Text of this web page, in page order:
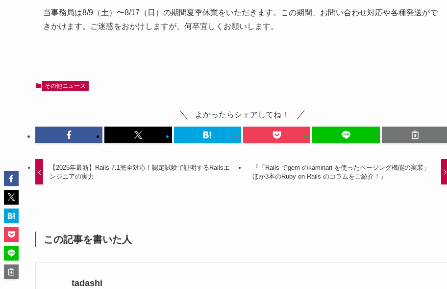
当事務局は8/9（土）〜8/17（日）の期間夏季休業をいただきます。この期間、お問い合わせ対応や各種発送がで
きかけます。ご迷惑をおかけしますが、何卒宜しくお願いします。
その他ニュース
よかったらシェアしてね！
【2025年最新】Rails 7.1完全対応！認定試験で証明するRailsエ
ンジニアの実力
『「Rails でgem のkaminari を使ったページング機能の実装」
ほか3本のRuby on Rails のコラムをご紹介！』
この記事を書いた人
tadashi